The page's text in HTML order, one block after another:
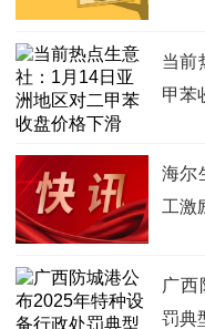
当前
甲苯
海尔
工激
广西
罚典